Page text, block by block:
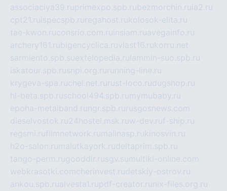
associaciya39.ruprimexpo.spb.rubezmorchin.ru ia2.ru
cpt21.ru ispecspb.ru regahost.rukolosok-elita.ru
tae-kwon.ruconsrio.com.ru insiam.ruavegainfo.ru
archery161.rubigencyclica.ruvlast16.rukorru.net
sarmiento.spb.suextelopedia.ru lammin-suo.spb.ru
iskatour.spb.rusnpi.org.ru running-line.ru
krygeva-spa.ruchel.net.ru rust-loco.rudugshop.ru
hl-beta.spb.ruschool494.spb.ru mymubaby.ru
epoha-metalband.ru ngr.spb.ru rusgosnews.com
dieselvostok.ru24hostel.msk.ruw-dev.ruf-ship.ru
regsmi.rufilmnetwork.ru malinasp.rukinosvin.ru
h2o-salon.ru malutkayork.rudeltaprim.spb.ru
tango-perm.rugooddir.rusgv.su multiki-online.com
webkrasotki.comcherinvest.rudetskiy-ostrov.ru
ankou.spb.rualvesta1.rupdf-creator.ru nix-files.org.ru